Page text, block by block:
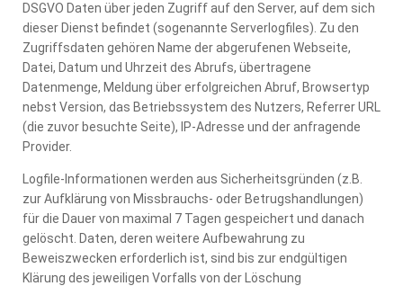
DSGVO Daten über jeden Zugriff auf den Server, auf dem sich
dieser Dienst befindet (sogenannte Serverlogfiles). Zu den
Zugriffsdaten gehören Name der abgerufenen Webseite,
Datei, Datum und Uhrzeit des Abrufs, übertragene
Datenmenge, Meldung über erfolgreichen Abruf, Browsertyp
nebst Version, das Betriebssystem des Nutzers, Referrer URL
(die zuvor besuchte Seite), IP-Adresse und der anfragende
Provider.
Logfile-Informationen werden aus Sicherheitsgründen (z.B.
zur Aufklärung von Missbrauchs- oder Betrugshandlungen)
für die Dauer von maximal 7 Tagen gespeichert und danach
gelöscht. Daten, deren weitere Aufbewahrung zu
Beweiszwecken erforderlich ist, sind bis zur endgültigen
Klärung des jeweiligen Vorfalls von der Löschung